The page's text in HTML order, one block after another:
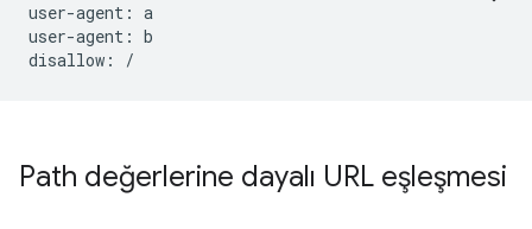
user-agent: a
user-agent: b
disallow: /
Path değerlerine dayalı URL eşleşmesi